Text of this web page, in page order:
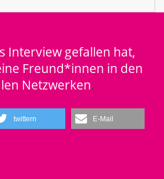
Interview gefallen hat,
Freund*innen in den
Netzwerken.
twittern E-Mail